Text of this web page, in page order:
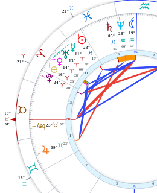
A
B
C
K
L
1
W
2
3 4
j
9
10
X
11
12
B
19°
51'
C
18°
L
21°
A
21°
l23° B 53'
R 09° C 23'
N
19°
K
55'
U
28°
K
46'
S
05°
L
45'
M
23°
L
19'
O
11°
A
38'
T
13°
A
00'
P
14°
A
28'
È16°
A
26'
V24°
A
40'